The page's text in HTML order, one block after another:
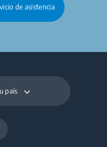
de asistencia
país